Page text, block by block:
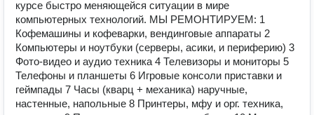
курсе быстро меняющейся ситуации в мире
компьютерных технологий. МЫ РЕМОНТИРУЕМ: 1
Кофемашины и кофеварки, вендинговые аппараты 2
Компьютеры и ноутбуки (серверы, асики, и периферию) 3
Фото-видео и аудио техника 4 Телевизоры и мониторы 5
Телефоны и планшеты 6 Игровые консоли приставки и
геймпады 7 Часы (кварц + механика) наручные,
настенные, напольные 8 Принтеры, мфу и орг. техника,